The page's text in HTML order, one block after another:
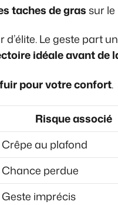
taches de grassur
Le geste part
idéale avant de
pour votre confort.
Risque associé
Crêpe au plafond
Chance perdue
Geste imprécis